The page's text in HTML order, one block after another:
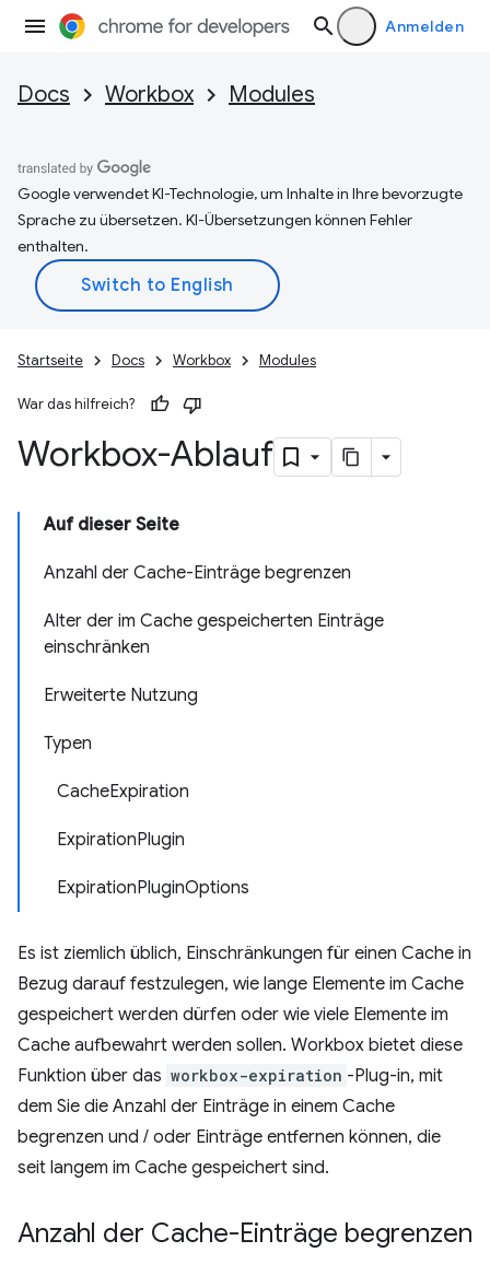
Anmelden
Docs Workbox Modules
Google verwendet KI-Technologie, um Inhalte in Ihre bevorzugte
Sprache zu übersetzen. KI-Übersetzungen können Fehler
enthalten.
Startseite Docs Workbox Modules
War das hilfreich?
Workbox-Ablauf
Auf dieser Seite
Anzahl der Cache-Einträge begrenzen
Alter der im Cache gespeicherten Einträge
einschränken
Erweiterte Nutzung
Typen
CacheExpiration
ExpirationPlugin
ExpirationPluginOptions
Es ist ziemlich üblich, Einschränkungen für einen Cache in
Bezug darauf festzulegen, wie lange Elemente im Cache
gespeichert werden dürfen oder wie viele Elemente im
Cache aufbewahrt werden sollen. Workbox bietet diese
Funktion über das workbox-expiration -Plug-in, mit
dem Sie die Anzahl der Einträge in einem Cache
begrenzen und / oder Einträge entfernen können, die
seit langem im Cache gespeichert sind.
Anzahl der Cache-Einträge begrenzen